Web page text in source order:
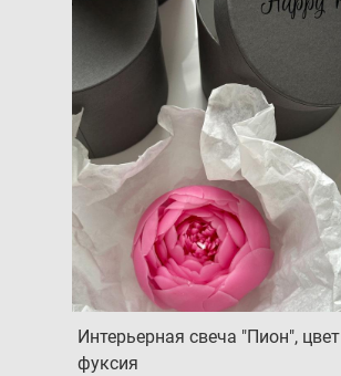
Интерьерная свеча "Пион", цвет
фуксия